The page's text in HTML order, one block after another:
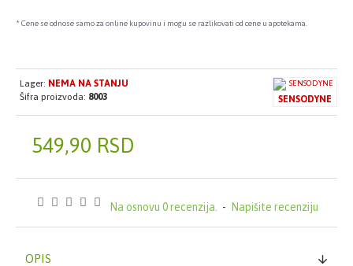
* Cene se odnose samo za online kupovinu i mogu se razlikovati od cene u apotekama.
Na osnovu 0 recenzija. - Napišite recenziju
549,90 RSD
Lager: NEMA NA STANJU
Šifra proizvoda: 8003 SENSODYNE
OPIS